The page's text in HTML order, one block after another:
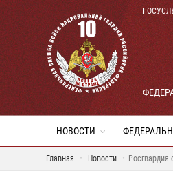
НОВОСТИ
Главная Новости Росгвардия